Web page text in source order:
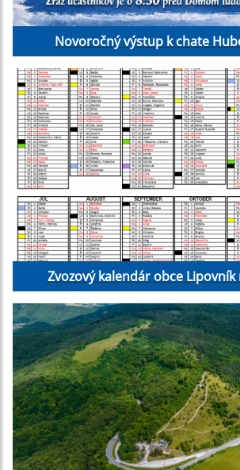
Novoročný výstup k chate
Zvozový kalendár obce Lipovník